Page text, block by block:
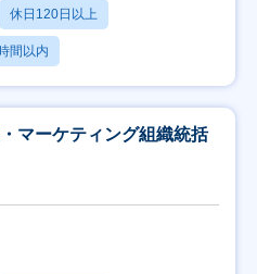
休日120日以上
間以内
マーケティング組織統括